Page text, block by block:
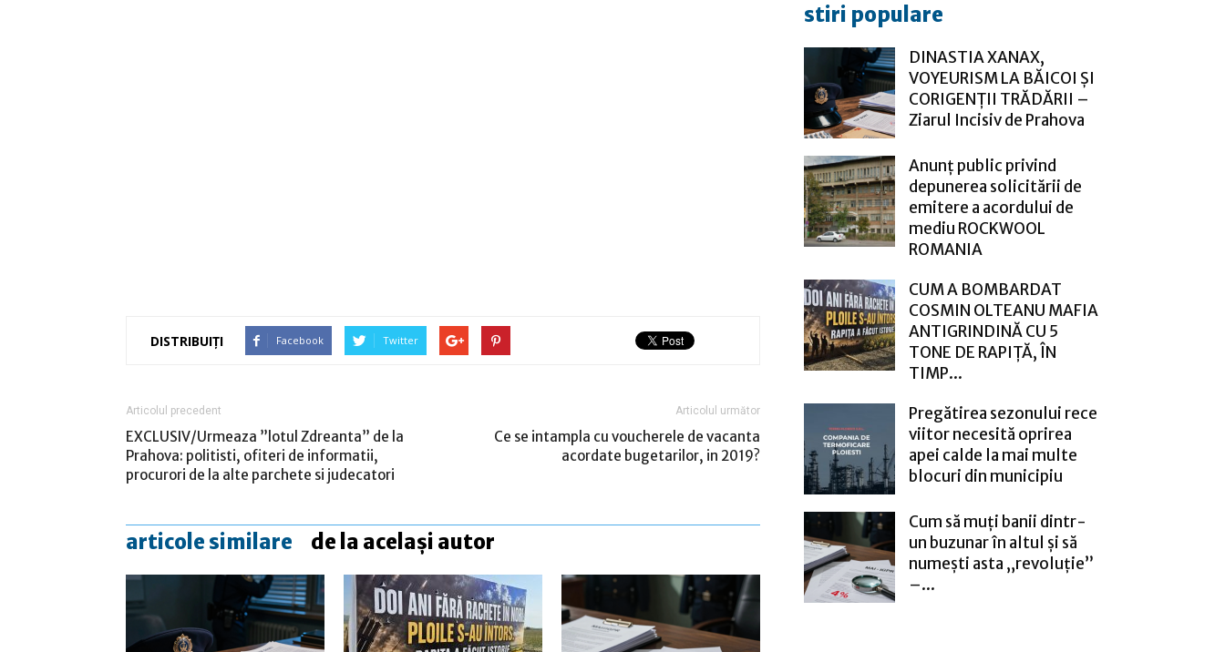
DISTRIBUIȚI Facebook Twitter
Articolul precedent
EXCLUSIV/Urmeaza ”lotul Zdreanta” de la
Prahova: politisti, ofiteri de informatii,
procurori de la alte parchete si judecatori
Articolul următor
Ce se intampla cu voucherele de vacanta
acordate bugetarilor, in 2019?
articole similare de la același autor
stiri populare
DINASTIA XANAX,
VOYEURISM LA BĂICOI ȘI
CORIGENȚII TRĂDĂRII –
Ziarul Incisiv de Prahova
Anunț public privind
depunerea solicitării de
emitere a acordului de
mediu ROCKWOOL
ROMANIA
CUM A BOMBARDAT
COSMIN OLTEANU MAFIA
ANTIGRINDINĂ CU 5
TONE DE RAPIȚĂ, ÎN
TIMP...
Pregătirea sezonului rece
viitor necesită oprirea
apei calde la mai multe
blocuri din municipiu
Cum să muți banii dintr-
un buzunar în altul și să
numești asta „revoluție”
–...